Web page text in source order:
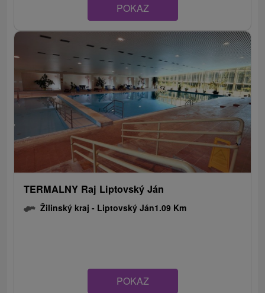
POKAZ
TERMALNY Raj Liptovský Ján
Žilinský kraj - Liptovský Ján1.09 Km
POKAZ